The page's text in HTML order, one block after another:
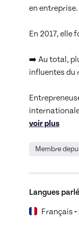
❌
Conclusion
Pour
en entreprise.
En 2017, elle
➡️ Au total,
influentes du
voir plus
Membre
Langues
Français -